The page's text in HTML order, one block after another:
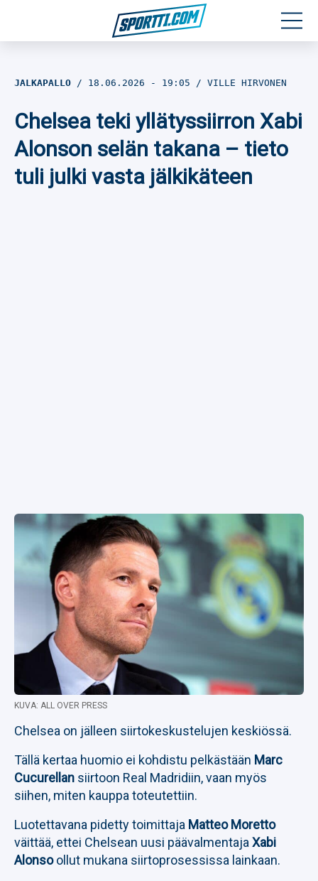
Jalkapallo
Yleisurheilu
JALKAPALLO 18.06.2026 - 19:05 VILLE HIRVONEN
Chelsea teki yllätyssiirron Xabi
Alonson selän takana – tieto
tuli julki vasta jälkikäteen
KUVA: ALL OVER PRESS
Chelsea on jälleen siirtokeskustelujen keskiössä.
Tällä kertaa huomio ei kohdistu pelkästään Marc
Cucurellan siirtoon Real Madridiin, vaan myös
siihen, miten kauppa toteutettiin.
Luotettavana pidetty toimittaja Matteo Moretto
väittää, ettei Chelsean uusi päävalmentaja Xabi
Alonsoollut mukana siirtoprosessissa lainkaan.